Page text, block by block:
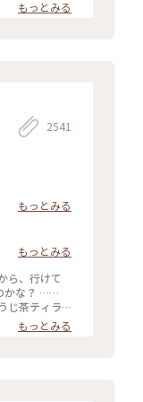
です。 お席
もっとみる
2541
もっとみる
もっとみる
？ ……
ほうじ茶だ
もっとみる